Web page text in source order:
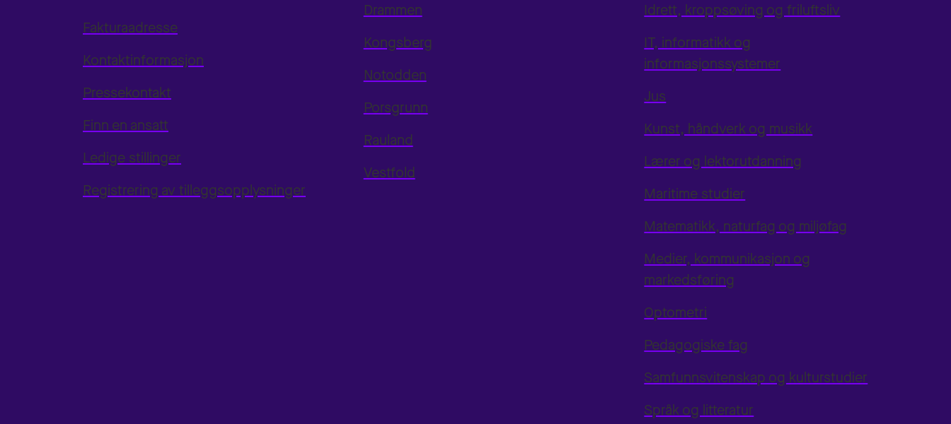
Fakturaadresse
Kontaktinformasjon
Pressekontakt
Finn en ansatt
Ledige stillinger
Registrering av tilleggsopplysninger
Drammen
Kongsberg
Notodden
Porsgrunn
Rauland
Vestfold
Idrett, kroppsøving og friluftsliv
IT, informatikk og
informasjonssystemer
Jus
Kunst, håndverk og musikk
Lærer og lektorutdanning
Maritime studier
Matematikk, naturfag og miljøfag
Medier, kommunikasjon og
markedsføring
Optometri
Pedagogiske fag
Samfunnsvitenskap og kulturstudier
Språk og litteratur